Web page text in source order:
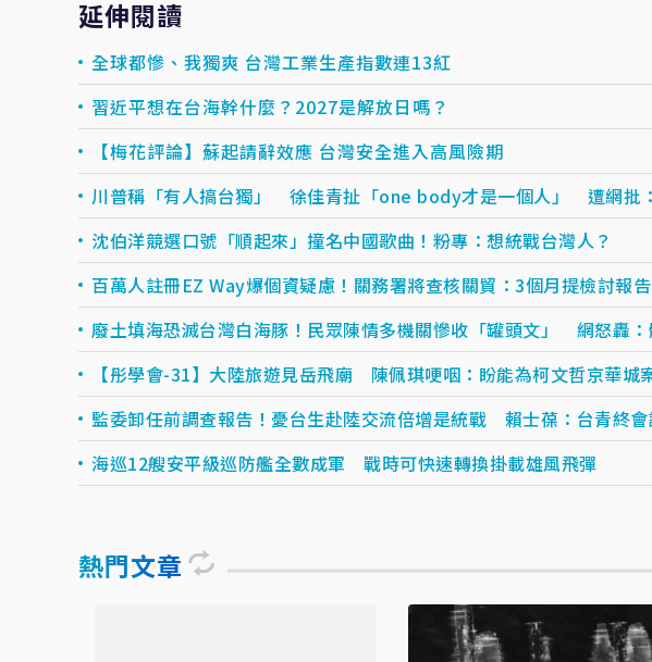
延伸閱讀
全球都慘、我獨爽 台灣工業生產指數連13紅
習近平想在台海幹什麼？2027是解放日嗎？
【梅花評論】蘇起請辭效應 台灣安全進入高風險期
川普稱「有人搞台獨」 徐佳青扯「one body才是一個人」 遭網批
沈伯洋競選口號「順起來」撞名中國歌曲！粉專：想統戰台灣人？
百萬人註冊EZ Way爆個資疑慮！關務署將查核關貿：3個月提檢討報告
廢土填海恐滅台灣白海豚！民眾陳情多機關慘收「罐頭文」 網怒轟
【彤學會-31】大陸旅遊見岳飛廟 陳佩琪哽咽：盼能為柯文哲京華城
監委卸任前調查報告！憂台生赴陸交流倍增是統戰 賴士葆：台青終會
海巡12艘安平級巡防艦全數成軍 戰時可快速轉換掛載雄風飛彈
熱門文章